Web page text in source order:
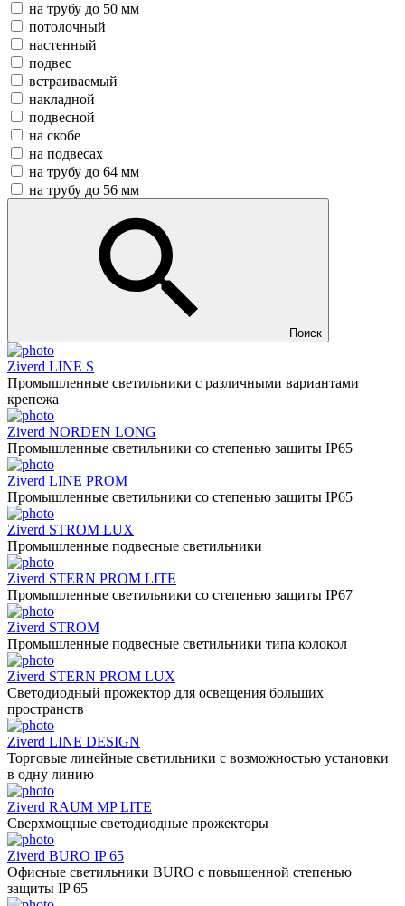
на трубу до 50 мм
потолочный
настенный
подвес
встраиваемый
накладной
подвесной
на скобе
на подвесах
на трубу до 64 мм
на трубу до 56 мм
Поиск
Ziverd LINE S
Промышленные светильники с различными вариантами
крепежа
Ziverd NORDEN LONG
Промышленные светильники со степенью защиты IP65
Ziverd LINE PROM
Промышленные светильники со степенью защиты IP65
Ziverd STROM LUX
Промышленные подвесные светильники
Ziverd STERN PROM LITE
Промышленные светильники со степенью защиты IP67
Ziverd STROM
Промышленные подвесные светильники типа колокол
Ziverd STERN PROM LUX
Светодиодный прожектор для освещения больших
пространств
Ziverd LINE DESIGN
Торговые линейные светильники с возможностью установки
в одну линию
Ziverd RAUM MP LITE
Сверхмощные светодиодные прожекторы
Ziverd BURO IP 65
Офисные светильники BURO с повышенной степенью
защиты IP 65